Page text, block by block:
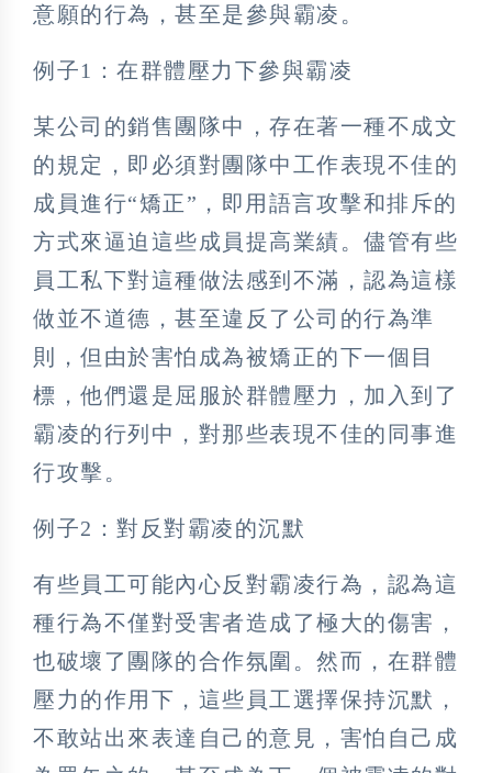
意願的行為，甚至是參與霸凌。
例子1：在群體壓力下參與霸凌
某公司的銷售團隊中，存在著一種不成文
的規定，即必須對團隊中工作表現不佳的
成員進行“矯正”，即用語言攻擊和排斥的
方式來逼迫這些成員提高業績。儘管有些
員工私下對這種做法感到不滿，認為這樣
做並不道德，甚至違反了公司的行為準
則，但由於害怕成為被矯正的下一個目
標，他們還是屈服於群體壓力，加入到了
霸凌的行列中，對那些表現不佳的同事進
行攻擊。
例子2：對反對霸凌的沉默
有些員工可能內心反對霸凌行為，認為這
種行為不僅對受害者造成了極大的傷害，
也破壞了團隊的合作氛圍。然而，在群體
壓力的作用下，這些員工選擇保持沉默，
不敢站出來表達自己的意見，害怕自己成